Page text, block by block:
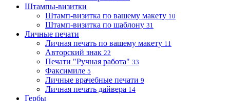
Штампы-визитки
Штамп-визитка по вашему макету 10
Штамп-визитка по шаблону 31
Личные печати
Личная печать по вашему макету 11
Авторский знак 22
Печати "Ручная работа" 33
Факсимиле 5
Личные врачебные печати 9
Личная печать дайвера 14
Гербы